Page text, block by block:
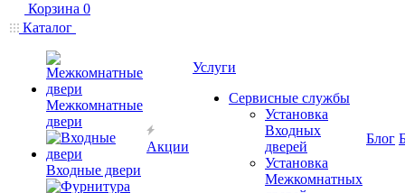
Корзина 0
Каталог
Межкомнатные
двери
Входные двери
Акции
Услуги
Сервисные службы
Установка
Входных
дверей
Установка
Межкомнатных
Блог